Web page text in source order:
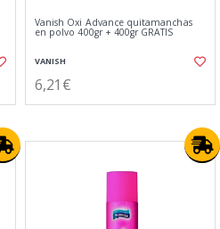
Vanish Oxi Advance quitamanchas
en polvo 400gr + 400gr GRATIS
VANISH
6,21€